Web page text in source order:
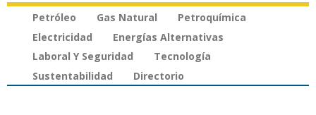
Petróleo Gas Natural
Petroquímica
Electricidad
Energías Alternativas
Laboral Y Seguridad
Tecnología
Sustentabilidad
Directorio